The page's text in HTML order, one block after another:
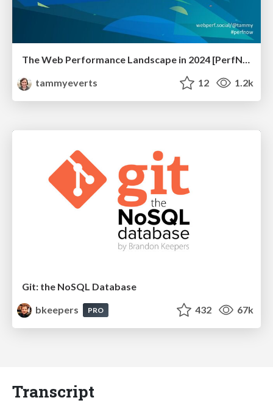
The Web Performance Landscape in 2024 [PerfNow 2024]
tammyeverts
12 1.2k
Git: the NoSQL Database
bkeepers
PRO 432 67k
Transcript